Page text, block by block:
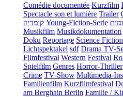
Comédie documentée Kurzfilm
Spectacle son et lumière Trailer
קומדיה Young-Fiction-Serie
Musikfilm Musikdokumentation
Doku Reportage Science Fiction
Lichtspektakel sdf Drama TV-
Filmfestival Western Festival
Spielfilm Genres Horror-Thriller
Crime TV-Show Multimedia-
Familienfilm Kurzfilmfestival
am Berghain Berlin Familie /